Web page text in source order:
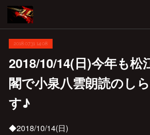
2018.07.31 14:08
2018/10/14(日)今年も松
閣で小泉八雲朗読のし
す♪
◆2018/10/14(日)